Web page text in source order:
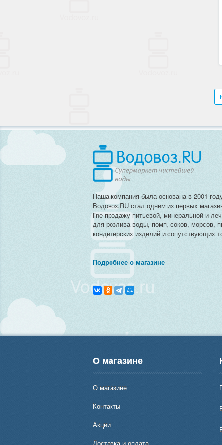
Наша компания была основана в 2001
Водовоз.RU стал одним из первых
line продажу питьевой, минеральной и
для розлива воды, помп, соков, морсов,
кондитерских изделий и сопутствующих
Подробнее о магазине
О магазине
О магазине
Контакты
Акции
Доставка и оплата